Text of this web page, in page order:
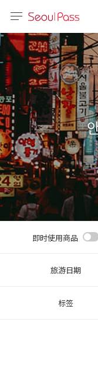
体)
文 (台灣)
即时使用商品
旅游日期
标签